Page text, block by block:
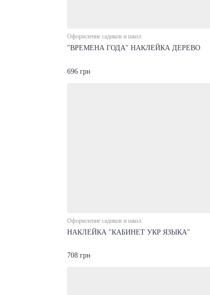
Оформление садиков и школ
"ВРЕМЕНА ГОДА" НАКЛЕЙКА ДЕРЕВО
696 грн
Оформление садиков и школ
НАКЛЕЙКА "КАБИНЕТ УКР ЯЗЫКА"
708 грн